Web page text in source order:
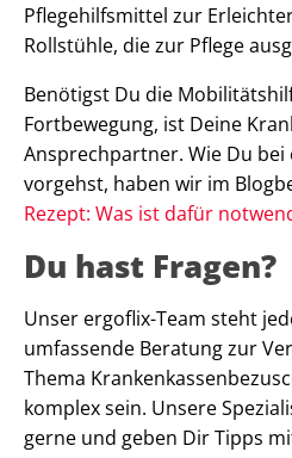
Pflegehilfsmittel zur
Rollstühle, die zur Pflege
Benötigst Du die
Fortbewegung, ist Deine
Ansprechpartner. Wie Du
vorgehst, haben wir im
Rezept: Was ist dafür
Du hast Fragen?
Unser ergoflix-Team steht
umfassende Beratung zur
Thema
komplex sein. Unsere
gerne und geben Dir Tipps